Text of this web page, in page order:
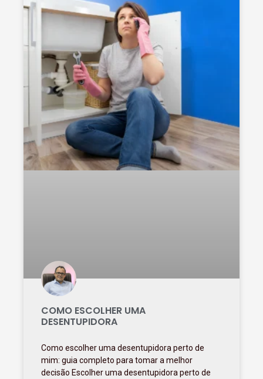
COMO ESCOLHER UMA
DESENTUPIDORA
Como escolher uma desentupidora perto de
mim: guia completo para tomar a melhor
decisão Escolher uma desentupidora perto de